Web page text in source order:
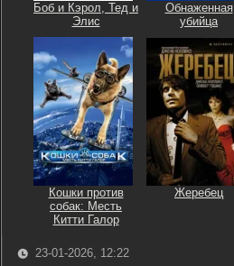
Боб и Кэрол, Тед и
Элис
Обнаженная
убийца
Кошки против
собак: Месть
Китти Галор
Жеребец
23-01-2026, 12:22